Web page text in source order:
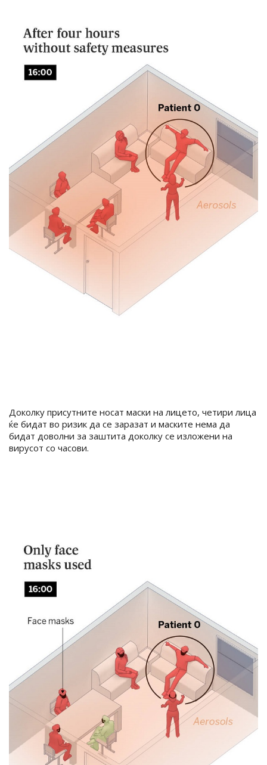
Доколку присутните носат маски на лицето, четири лица
ќе бидат во ризик да се заразат и маските нема да
бидат доволни за заштита доколку се изложени на
вирусот со часови.